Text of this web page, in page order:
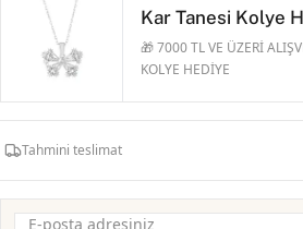
Kar Tanesi Kolye
🎁 7000 TL VE ÜZERİ
KOLYE HEDİYE
Tahmini teslimat